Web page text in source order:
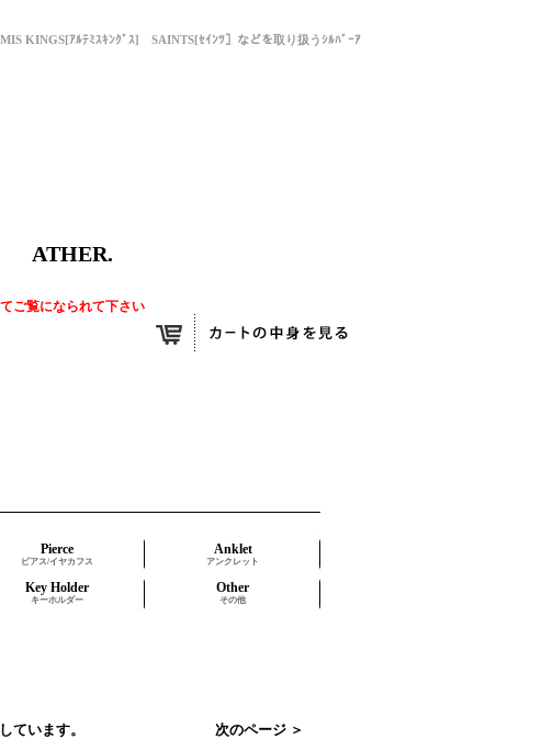
KINGS[ｱﾙﾃﾐｽｷﾝｸﾞｽ] SAINTS[ｾｲﾝﾂ］などを取り扱うｼﾙﾊﾞｰｱ
ATHER.
ご覧になられて下さい
Pierce
ピアス/イヤカフス
Anklet
アンクレット
Key Holder
キーホルダー
Other
その他
ています。
次のページ ＞